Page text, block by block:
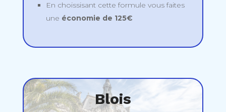
En choissisant cette formule vous faites
une économie de 125€
Blois